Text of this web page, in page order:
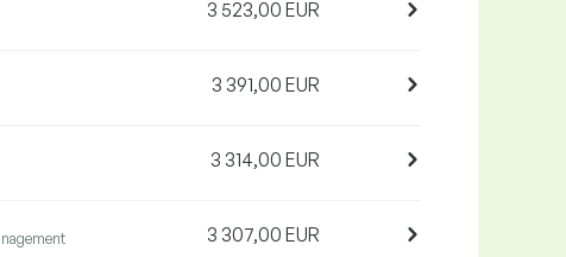
3 523,00 EUR
3 391,00 EUR
3 314,00 EUR
3 307,00 EUR